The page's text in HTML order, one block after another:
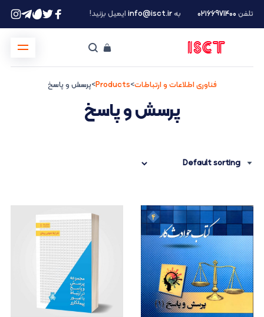
تلفن ۰۲۱66971400 بهinfo@isct.irایمیل بزنید!
فناوری اطلاعات و ارتباطات>
Products
>پرسش و پاسخ
پرسش و پاسخ